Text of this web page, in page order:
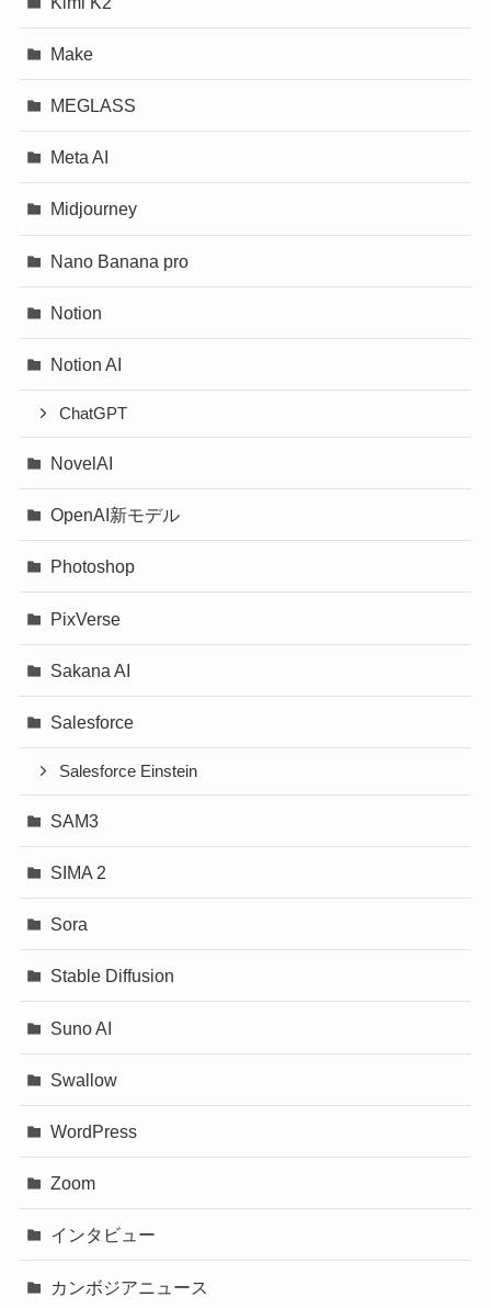
Make
MEGLASS
Meta AI
Midjourney
Nano Banana pro
Notion
Notion AI
ChatGPT
NovelAI
OpenAI新モデル
Photoshop
PixVerse
Sakana AI
Salesforce
Salesforce Einstein
SAM3
SIMA 2
Sora
Stable Diffusion
Suno AI
Swallow
WordPress
Zoom
インタビュー
カンボジアニュース